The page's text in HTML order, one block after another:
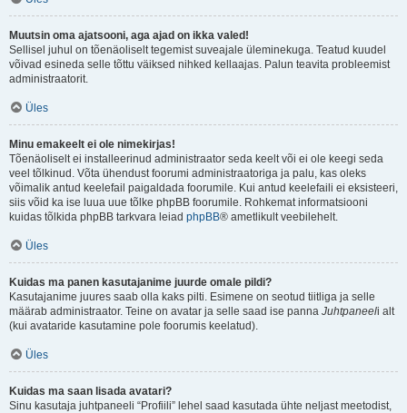
Muutsin oma ajatsooni, aga ajad on ikka valed!
Sellisel juhul on tõenäoliselt tegemist suveajale üleminekuga. Teatud kuudel
võivad esineda selle tõttu väiksed nihked kellaajas. Palun teavita probleemist
administraatorit.
Üles
Minu emakeelt ei ole nimekirjas!
Tõenäoliselt ei installeerinud administraator seda keelt või ei ole keegi seda
veel tõlkinud. Võta ühendust foorumi administraatoriga ja palu, kas oleks
võimalik antud keelefail paigaldada foorumile. Kui antud keelefaili ei eksisteeri,
siis võid ka ise luua uue tõlke phpBB foorumile. Rohkemat informatsiooni
kuidas tõlkida phpBB tarkvara leiad phpBB® ametlikult veebilehelt.
Üles
Kuidas ma panen kasutajanime juurde omale pildi?
Kasutajanime juures saab olla kaks pilti. Esimene on seotud tiitliga ja selle
määrab administraator. Teine on avatar ja selle saad ise panna Juhtpaneeli alt
(kui avataride kasutamine pole foorumis keelatud).
Üles
Kuidas ma saan lisada avatari?
Sinu kasutaja juhtpaneeli “Profiili” lehel saad kasutada ühte neljast meetodist,